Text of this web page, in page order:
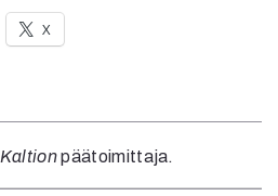
X
Kaltionpäätoimittaja.